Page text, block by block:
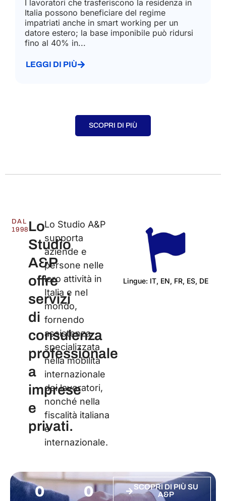
I lavoratori che trasferiscono la residenza in
Italia possono beneficiare del regime
impatriati anche in smart working per un
datore estero; la base imponibile può ridursi
fino al 40% in...
LEGGI DI PIÙ
SCOPRI DI PIÙ
DAL
1998 Lo
Studio
A&P
offre
servizi
di
consulenza
professionale
a
imprese
e
privati.
Lo Studio A&P
supporta
aziende e
persone nelle
loro attività in
Italia e nel
mondo,
fornendo
assistenza
specializzata
nella mobilità
internazionale
dei lavoratori,
nonché nella
fiscalità italiana
e
internazionale.
Lingue: IT, EN, FR, ES, DE
0 0
SCOPRI DI PIÙ SU
A&P